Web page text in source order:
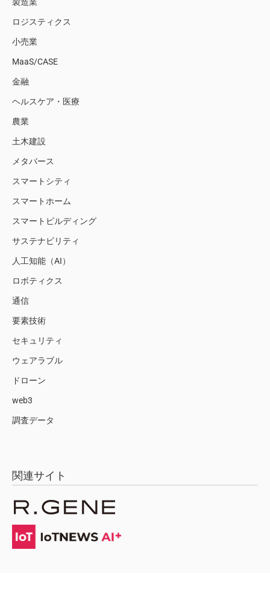
製造業
ロジスティクス
小売業
MaaS/CASE
金融
ヘルスケア・医療
農業
土木建設
メタバース
スマートシティ
スマートホーム
スマートビルディング
サステナビリティ
人工知能（AI）
ロボティクス
通信
要素技術
セキュリティ
ウェアラブル
ドローン
web3
調査データ
関連サイト